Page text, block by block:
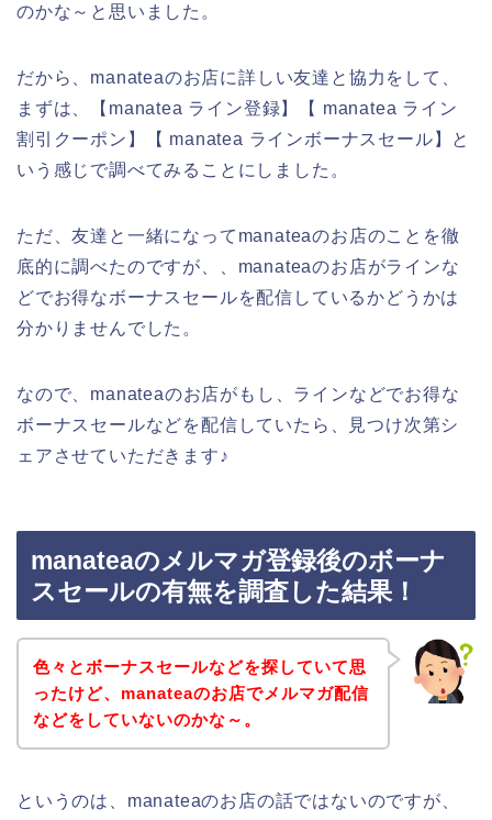
のかな～と思いました。
だから、manateaのお店に詳しい友達と協力をして、
まずは、【manatea ライン登録】【 manatea ライン
割引クーポン】【 manatea ラインボーナスセール】と
いう感じで調べてみることにしました。
ただ、友達と一緒になってmanateaのお店のことを徹
底的に調べたのですが、、manateaのお店がラインな
どでお得なボーナスセールを配信しているかどうかは
分かりませんでした。
なので、manateaのお店がもし、ラインなどでお得な
ボーナスセールなどを配信していたら、見つけ次第シ
ェアさせていただきます♪
manateaのメルマガ登録後のボーナ
スセールの有無を調査した結果！
色々とボーナスセールなどを探していて思
ったけど、manateaのお店でメルマガ配信
などをしていないのかな～。
というのは、manateaのお店の話ではないのですが、